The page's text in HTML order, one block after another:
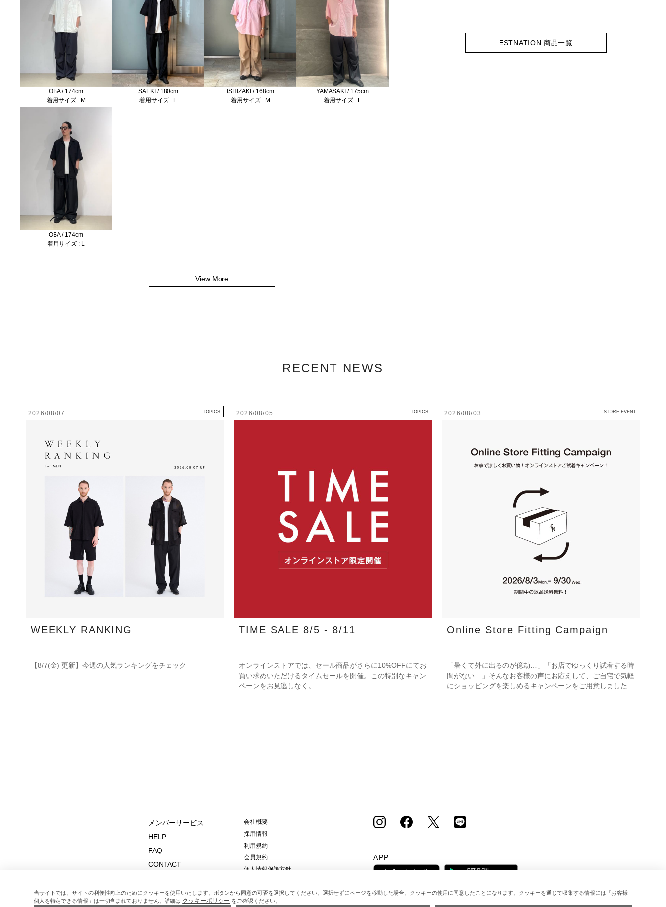
OBA / 174cm
着用サイズ : M
SAEKI / 180cm
着用サイズ : L
ISHIZAKI / 168cm
着用サイズ : M
YAMASAKI / 175cm
着用サイズ : L
OBA / 174cm
着用サイズ : L
View More
ESTNATION 商品一覧
RECENT NEWS
2026/08/07 TOPICS
WEEKLY RANKING
【8/7(金) 更新】今週の人気ランキングをチェック
2026/08/05 TOPICS
TIME SALE 8/5 - 8/11
オンラインストアでは、セール商品がさらに10%OFFにてお
買い求めいただけるタイムセールを開催。この特別なキャン
ペーンをお見逃しなく。
2026/08/03 STORE EVENT
Online Store Fitting Campaign
「暑くて外に出るのが億劫…」「お店でゆっくり試着する時
間がない…」そんなお客様の声にお応えして、ご自宅で気軽
にショッピングを楽しめるキャンペーンをご用意しました！
い合わせ内容を確認後、カスタマーサポートより返品方法を
から8日以上経過した商品 2.使用済み、あるいはお直しや
とでニオイが付着したり、汚れ、キズが生じた商品 5.商品
（箱・付属品も含む）を弊社へご返送いただいた時の状態
メンバーサービス
HELP
FAQ
CONTACT
会社概要
採用情報
利用規約
会員規約
個人情報保護方針
特定商取引法に基づく通販の表記
APP
当サイトでは、サイトの利便性向上のためにクッキーを使用いたします。ボタンから同意の可否を選択してください。選択せずにページを移動した場合、クッキーの使用に同意したことになります。クッキーを通じて収集する情報には「お客様
個人を特定できる情報」は一切含まれておりません。詳細は クッキーポリシー をご確認ください。